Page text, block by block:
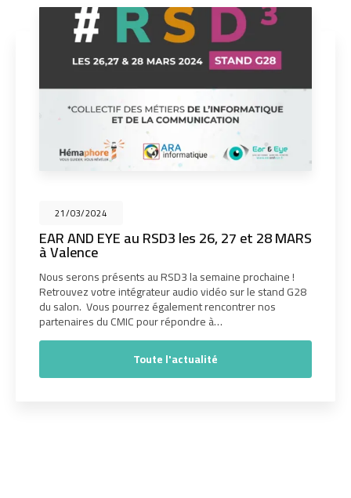
21/03/2024
EAR AND EYE au RSD3 les 26, 27 et 28 MARS
à Valence
Nous serons présents au RSD3 la semaine prochaine !
Retrouvez votre intégrateur audio vidéo sur le stand G28
du salon. Vous pourrez également rencontrer nos
partenaires du CMIC pour répondre à…
Toute l'actualité